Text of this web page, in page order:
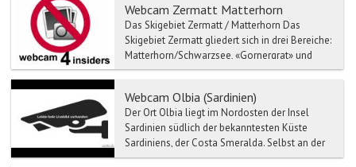
Webcam Zermatt Matterhorn
Das Skigebiet Zermatt / Matterhorn Das
Skigebiet Zermatt gliedert sich in drei Bereiche:
Matterhorn/Schwarzsee, «Gornergrat» und
Sunegga Rothorn. ...
Webcam Olbia (Sardinien)
Der Ort Olbia liegt im Nordosten der Insel
Sardinien südlich der bekanntesten Küste
Sardiniens, der Costa Smeralda. Selbst an der
Haupteinkaufsstra...